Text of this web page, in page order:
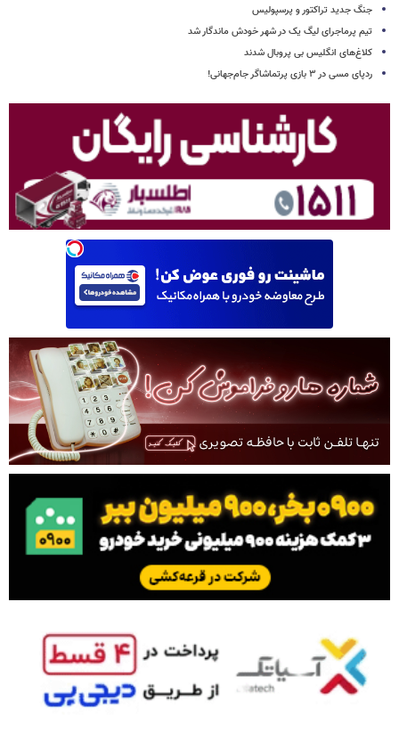
جنگ جدید تراکتور و پرسپولیس
تیم پرماجرای لیگ یک در شهر خودش ماندگار شد
کلاغ‌های انگلیس بی پروبال شدند
ردپای مسی در ۳ بازی پرتماشاگر جام‌جهانی!